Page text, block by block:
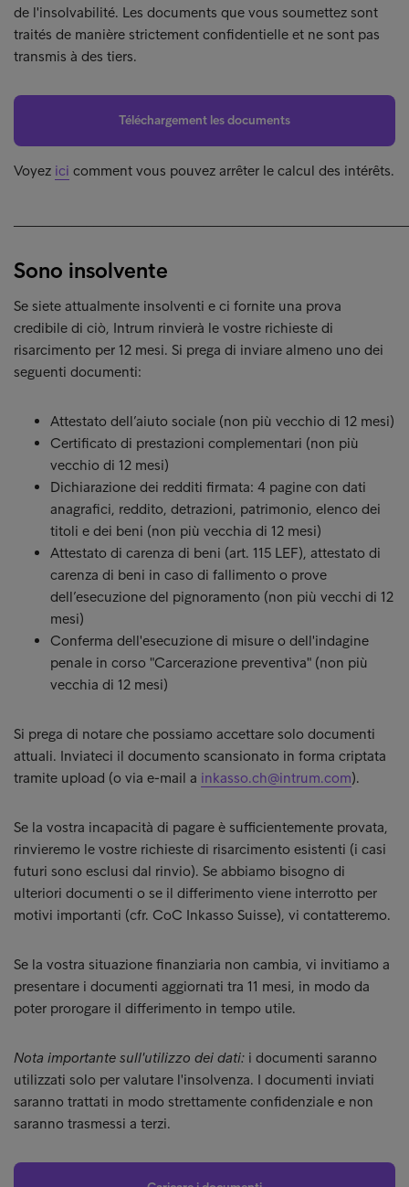
de l'insolvabilité. Les documents que vous soumettez sont
traités de manière strictement confidentielle et ne sont pas
transmis à des tiers.
Téléchargement les documents
Voyez ici comment vous pouvez arrêter le calcul des intérêts.
Sono insolvente
Se siete attualmente insolventi e ci fornite una prova
credibile di ciò, Intrum rinvierà le vostre richieste di
risarcimento per 12 mesi. Si prega di inviare almeno uno dei
seguenti documenti:
Attestato dell’aiuto sociale (non più vecchio di 12 mesi)
Certificato di prestazioni complementari (non più
vecchio di 12 mesi)
Dichiarazione dei redditi firmata: 4 pagine con dati
anagrafici, reddito, detrazioni, patrimonio, elenco dei
titoli e dei beni (non più vecchia di 12 mesi)
Attestato di carenza di beni (art. 115 LEF), attestato di
carenza di beni in caso di fallimento o prove
dell’esecuzione del pignoramento (non più vecchi di 12
mesi)
Conferma dell'esecuzione di misure o dell'indagine
penale in corso "Carcerazione preventiva" (non più
vecchia di 12 mesi)
Si prega di notare che possiamo accettare solo documenti
attuali. Inviateci il documento scansionato in forma criptata
tramite upload (o via e-mail a inkasso.ch@intrum.com).
Se la vostra incapacità di pagare è sufficientemente provata,
rinvieremo le vostre richieste di risarcimento esistenti (i casi
futuri sono esclusi dal rinvio). Se abbiamo bisogno di
ulteriori documenti o se il differimento viene interrotto per
motivi importanti (cfr. CoC Inkasso Suisse), vi contatteremo.
Se la vostra situazione finanziaria non cambia, vi invitiamo a
presentare i documenti aggiornati tra 11 mesi, in modo da
poter prorogare il differimento in tempo utile.
Nota importante sull'utilizzo dei dati: i documenti saranno
utilizzati solo per valutare l'insolvenza. I documenti inviati
saranno trattati in modo strettamente confidenziale e non
saranno trasmessi a terzi.